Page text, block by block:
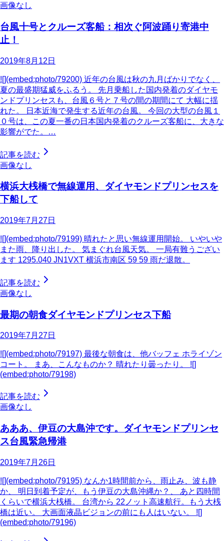
画像なし
台風十号とクルーズ客船：相次ぐ阿波踊り寄港中
止！
2019年8月12日
![](embed:photo/79200) 近年の台風は秋の九月ばかりでなく、
夏の最盛期猛威をふるう。 先月乗船した国内発着のダイヤモ
ンドプリンセスも、台風６号と７号の間の期間にて 大幅に揺
れた。 日本近海で発生する近年の台風。 今回の大型の台風１
０号は、この夏一番の日本国内発着のクルーズ客船に、大きな
影響がでた。…
記事を読む
画像なし
横浜大桟橋で無線運用、ダイヤモンドプリンセスを
下船して
2019年7月27日
![](embed:photo/79199) 晴れたと思い無線運用開始。 いやいや
また雨、降り出した。 気まぐれ台風天気。 一局有難うござい
ます 1295.040 JN1VXT 横浜市南区 59 59 雨だ退散。
記事を読む
画像なし
最期の朝食ダイヤモンドプリンセス下船
2019年7月27日
![](embed:photo/79197) 最後な朝食は、他バッフェ ホライゾン
コート。 まあ、こんなものか？ 晴れたり曇ったり。 ![]
(embed:photo/79198)
記事を読む
画像なし
あああ、伊豆の大島沖です。ダイヤモンドプリンセ
ス台風緊急帰港
2019年7月26日
![](embed:photo/79195) なんか1時間前から、雨止み、波も静
か、 明日到着予定が、もう伊豆の大島沖縄か？、 あと四時間
くらいで横浜大桟橋。 台湾から 22ノット高速航行。もう大桟
橋は近い。 大画面液晶ビジョンの前にも人はいない。 ![]
(embed:photo/79196)